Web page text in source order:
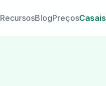
RecursosBlogPreçosCasais